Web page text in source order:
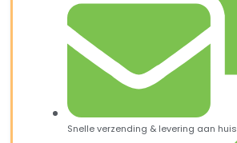
Snelle verzending & levering aan huis